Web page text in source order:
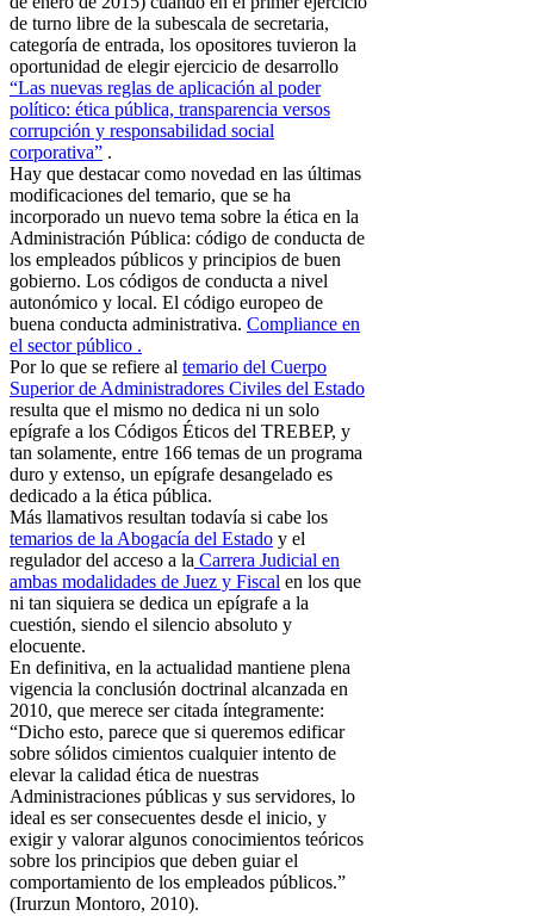
de turno libre de la subescala de secretaria,
categoría de entrada, los opositores tuvieron la
oportunidad de elegir ejercicio de desarrollo
“Las nuevas reglas de aplicación al poder
político: ética pública, transparencia versos
corrupción y responsabilidad social
corporativa” .
Hay que destacar como novedad en las últimas
modificaciones del temario, que se ha
incorporado un nuevo tema sobre la ética en la
Administración Pública: código de conducta de
los empleados públicos y principios de buen
gobierno. Los códigos de conducta a nivel
autonómico y local. El código europeo de
buena conducta administrativa. Compliance en
el sector público .
Por lo que se refiere al temario del Cuerpo
Superior de Administradores Civiles del Estado
resulta que el mismo no dedica ni un solo
epígrafe a los Códigos Éticos del TREBEP, y
tan solamente, entre 166 temas de un programa
duro y extenso, un epígrafe desangelado es
dedicado a la ética pública.
Más llamativos resultan todavía si cabe los
temarios de la Abogacía del Estado y el
regulador del acceso a la Carrera Judicial en
ambas modalidades de Juez y Fiscal en los que
ni tan siquiera se dedica un epígrafe a la
cuestión, siendo el silencio absoluto y
elocuente.
En definitiva, en la actualidad mantiene plena
vigencia la conclusión doctrinal alcanzada en
2010, que merece ser citada íntegramente:
“Dicho esto, parece que si queremos edificar
sobre sólidos cimientos cualquier intento de
elevar la calidad ética de nuestras
Administraciones públicas y sus servidores, lo
ideal es ser consecuentes desde el inicio, y
exigir y valorar algunos conocimientos teóricos
sobre los principios que deben guiar el
comportamiento de los empleados públicos.”
(Irurzun Montoro, 2010).